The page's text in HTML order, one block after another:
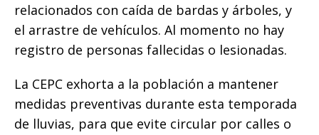
relacionados con caída de bardas y árboles, y
el arrastre de vehículos. Al momento no hay
registro de personas fallecidas o lesionadas.
La CEPC exhorta a la población a mantener
medidas preventivas durante esta temporada
de lluvias, para que evite circular por calles o